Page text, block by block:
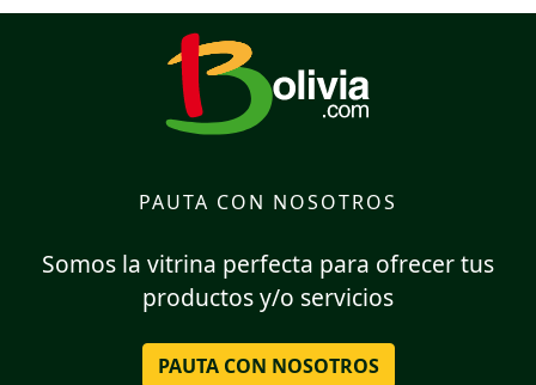
PAUTA CON NOSOTROS
Somos la vitrina perfecta para ofrecer tus
productos y/o servicios
PAUTA CON NOSOTROS